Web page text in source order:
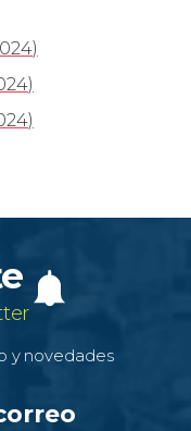
y novedades